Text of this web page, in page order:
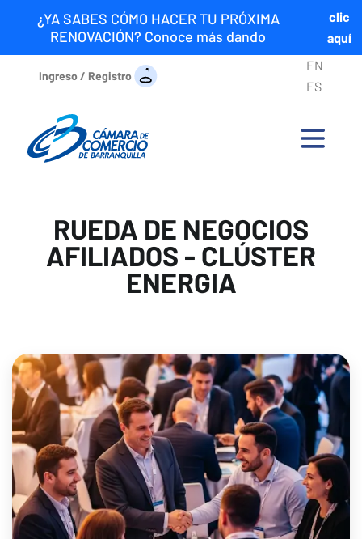
¿YA SABES CÓMO HACER TU PRÓXIMA
RENOVACIÓN? Conoce más dando
clic
aquí
Ingreso / Registro
EN
ES
RUEDA DE NEGOCIOS
AFILIADOS - CLÚSTER
ENERGIA